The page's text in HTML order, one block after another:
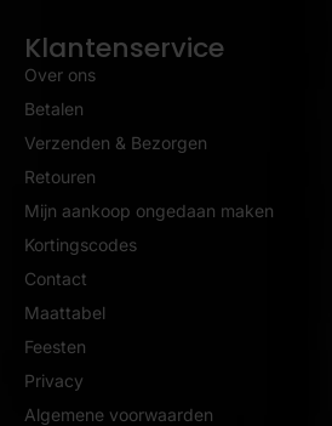
Klantenservice
Over ons
Betalen
Verzenden & Bezorgen
Retouren
Mijn aankoop ongedaan maken
Kortingscodes
Contact
Maattabel
Feesten
Privacy
Algemene voorwaarden